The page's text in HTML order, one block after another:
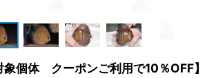
象個体 クーポンご利用で10％OFF】